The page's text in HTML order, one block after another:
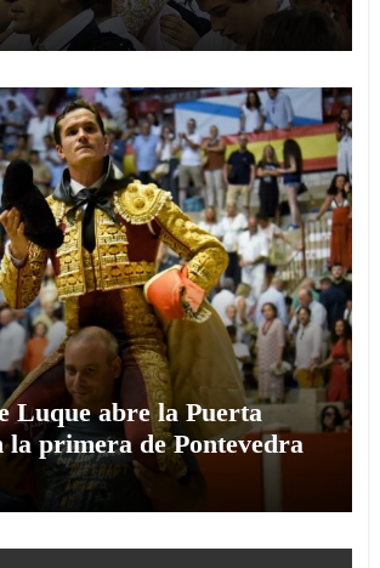
Luque abre la Puerta
la primera de Pontevedra